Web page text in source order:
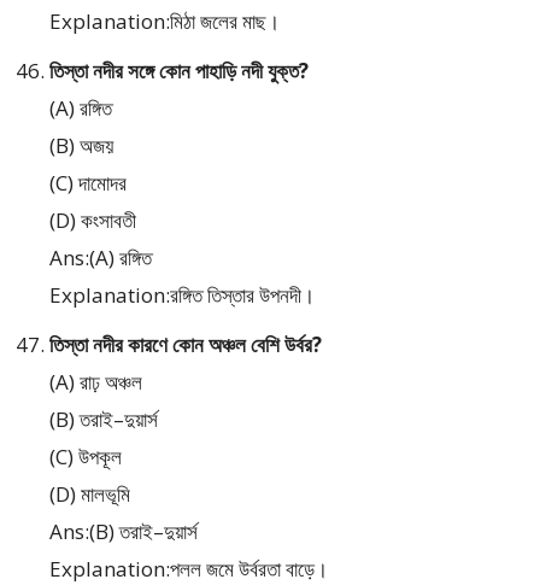
Explanation:মিঠা জলের মাছ।
তিস্তা নদীর সঙ্গে কোন পাহাড়ি নদী যুক্ত?
(A) রঙ্গিত
(B) অজয়
(C) দামোদর
(D) কংসাবতী
Ans:(A) রঙ্গিত
Explanation:রঙ্গিত তিস্তার উপনদী।
তিস্তা নদীর কারণে কোন অঞ্চল বেশি উর্বর?
(A) রাঢ় অঞ্চল
(B) তরাই–দুয়ার্স
(C) উপকূল
(D) মালভূমি
Ans:(B) তরাই–দুয়ার্স
Explanation:পলল জমে উর্বরতা বাড়ে।